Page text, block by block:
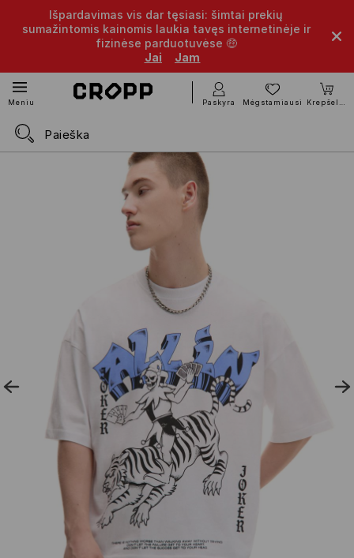
Išpardavimas vis dar tęsiasi: šimtai prekių
sumažintomis kainomis laukia tavęs internetinėje ir
fizinėse parduotuvėse 🤑
Jai
Jam
Meniu Paskyra Mėgstamiausi Krepšelis